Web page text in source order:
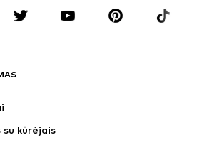
Premium
Megztiniai ir megzti drabužiai
kūrėjais